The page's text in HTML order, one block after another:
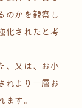
のかを観察し
化されたと考
、又は、お小
れより一層お
す。